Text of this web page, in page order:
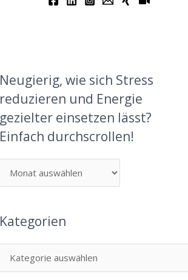
Neugierig, wie sich Stress
reduzieren und Energie
gezielter einsetzen lässt?
Einfach durchscrollen!
Kategorien